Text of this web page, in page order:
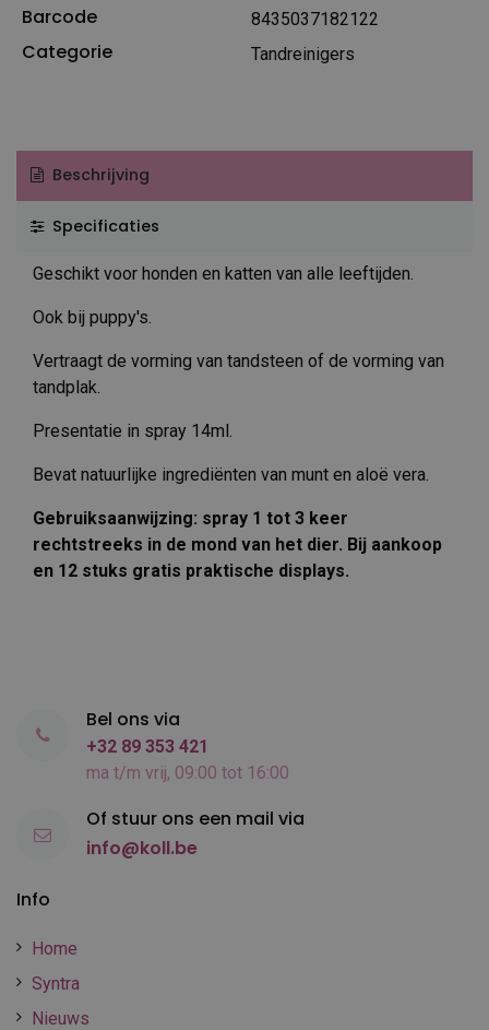
Barcode 8435037182122
Categorie Tandreinigers
Beschrijving
Specificaties
Geschikt voor honden en katten van alle leeftijden.
Ook bij puppy's.
Vertraagt ​​de vorming van tandsteen of de vorming van
tandplak.
Presentatie in spray 14ml.
Bevat natuurlijke ingrediënten van munt en aloë vera.
Gebruiksaanwijzing: spray 1 tot 3 keer
rechtstreeks in de mond van het dier. Bij aankoop
en 12 stuks gratis praktische displays.
Info
Home
Syntra
Nieuws
Bel ons via
+32 89 353 421
ma t/m vrij, 09:00 tot 16:00
Of stuur ons een mail via
info@koll.be